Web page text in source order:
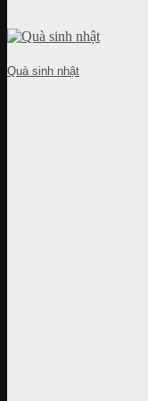
Quà sinh nhật